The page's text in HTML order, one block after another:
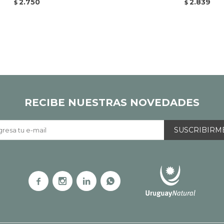
$ 2.750 $ 2.839
RECIBE NUESTRAS NOVEDADES
   